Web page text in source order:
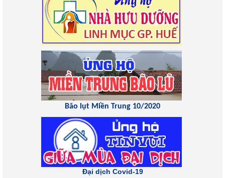
Bão lụt Miền Trung 10/2020
Đại dịch Covid-19